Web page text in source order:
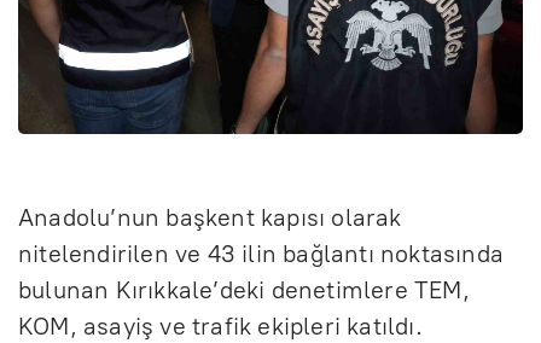
Anadolu’nun başkent kapısı olarak
nitelendirilen ve 43 ilin bağlantı noktasında
bulunan Kırıkkale’deki denetimlere TEM,
KOM, asayiş ve trafik ekipleri katıldı.